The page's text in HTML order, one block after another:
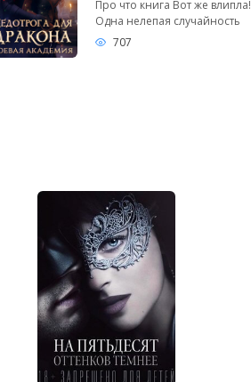
Про что книга Вот же влипла!
Одна нелепая случайность
707